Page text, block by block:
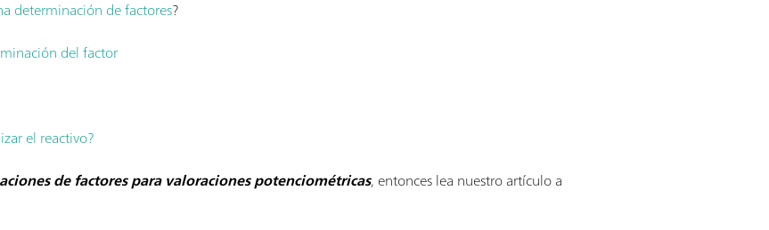
determinación defactores?
delfactor
el reactivo?
de factores para valoraciones potenciométricas, entonces lea nuestro artículo a